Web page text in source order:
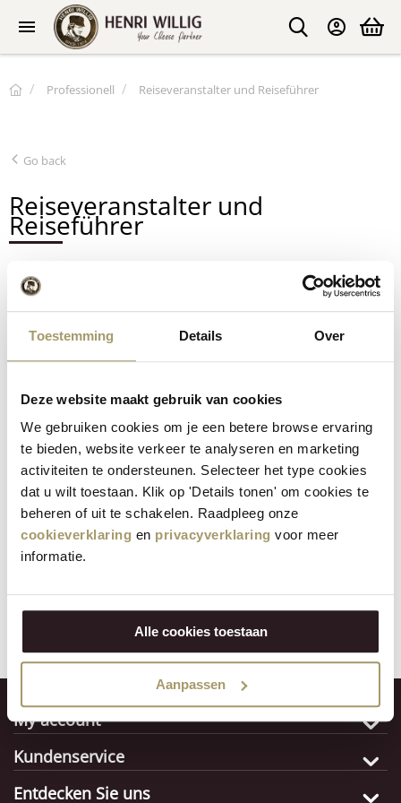
Toestemming Details Over
Deze website maakt gebruik van cookies
We gebruiken cookies om je een betere browse ervaring
te bieden, website verkeer te analyseren en marketing
activiteiten te ondersteunen. Selecteer het type cookies
dat u wilt toestaan. Klik op 'Details tonen' om cookies te
beheren of uit te schakelen. Raadpleeg onze
cookieverklaring en privacyverklaring voor meer
informatie.
Alle cookies toestaan
Aanpassen
Professionell Reiseveranstalter und Reiseführer
Go back
Reiseveranstalter und
Reiseführer
Ein Besuch bei Henri Willig ist ein absolutes Muss für jeden
unseren Käsefarmen, alt-holländischen Erlebniszentren,
Um Besucher an einen unserer Standorte zu begleiten, greifen
wir häufig auf unser vielfältiges Netzwerk von
Reiseveranstaltern und Reiseleitern zurück. Sind Sie daran
interessiert, Besucher zu einem unserer Veranstaltungsorte zu
führen oder selbst einen unserer Veranstaltungsorte zu
besuchen? Überprüfen Sie dann die Öffnungszeiten unserer
Standorte auf unserer Website oder registrieren Sie sich als
REGISTRIERUNG DER GRUPPE
My account
Kundenservice
Entdecken Sie uns